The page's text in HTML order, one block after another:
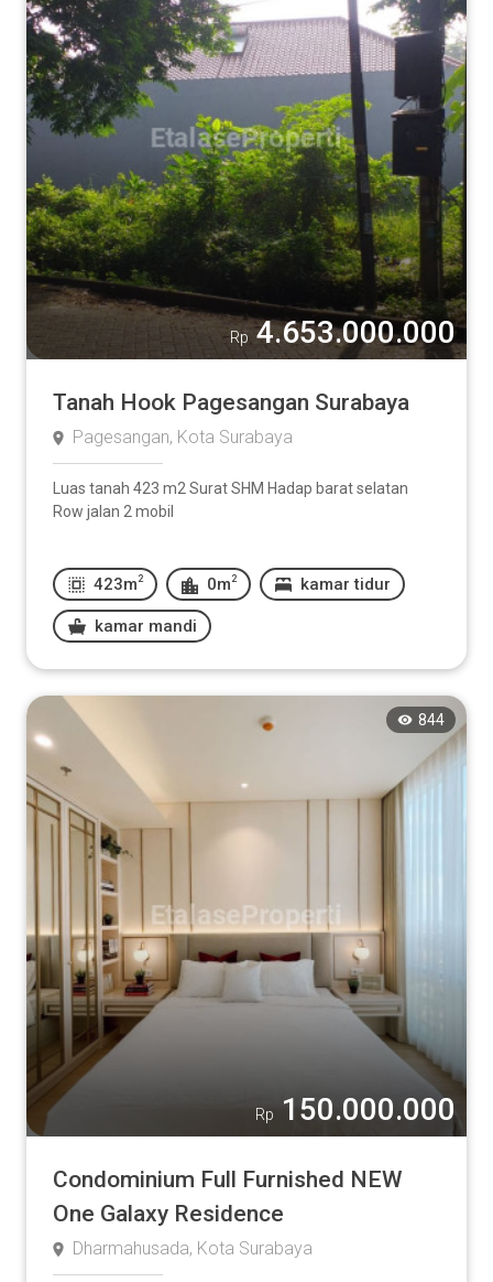
Rp 4.653.000.000
Tanah Hook Pagesangan Surabaya
Pagesangan, Kota Surabaya
Luas tanah 423 m2 Surat SHM Hadap barat selatan
Row jalan 2 mobil
423m 2 0m 2 kamar tidur
kamar mandi
844
Rp 150.000.000
Condominium Full Furnished NEW
One Galaxy Residence
Dharmahusada, Kota Surabaya